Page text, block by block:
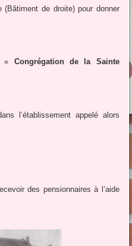
(Bâtiment de droite) pour donner
« Congrégation de la Sainte
l’établissement appelé alors
des pensionnaires à l’aide